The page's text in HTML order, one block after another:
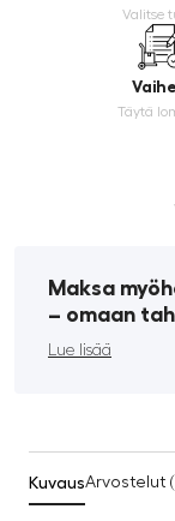
Valitse
Täytä
Maksa
­– omaan
Lue lisää
KuvausArvostelut